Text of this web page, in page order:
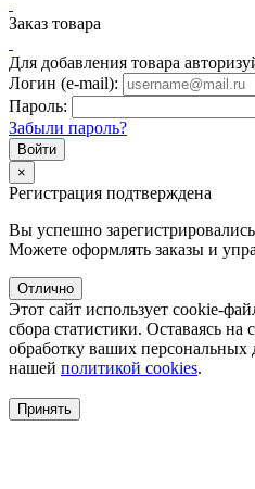
Заказ товара
Для добавления товара
Логин (e-mail):
Пароль:
Забыли пароль?
×
Регистрация подтверждена
Вы успешно
Можете оформлять заказы и
Отлично
Этот сайт использует cookie-
сбора статистики. Оставаясь на
обработку ваших персональных
нашей политикой cookies.
Принять